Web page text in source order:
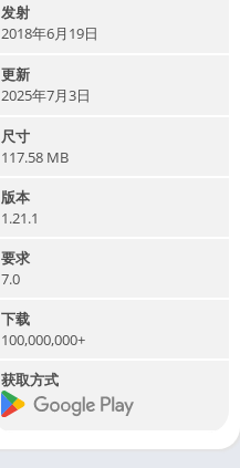
发射
2018年6月19日
更新
2025年7月3日
尺寸
117.58 MB
版本
1.21.1
要求
7.0
下载
100,000,000+
获取方式